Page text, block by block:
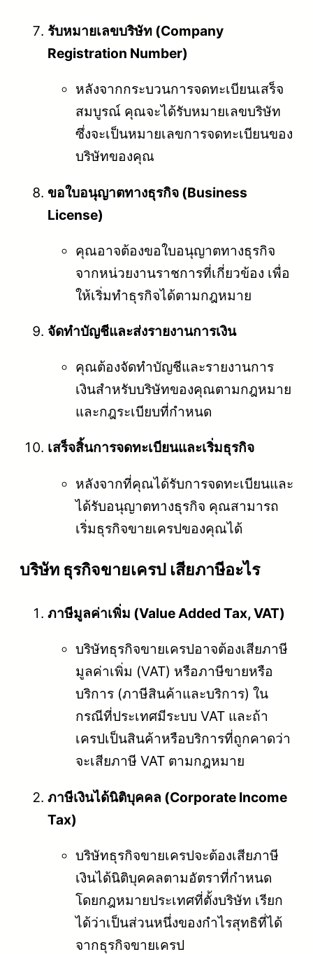
รับหมายเลขบริษัท (Company
Registration Number)
หลังจากกระบวนการจดทะเบียนเสร็จ
สมบูรณ์ คุณจะได้รับหมายเลขบริษัท
ซึ่งจะเป็นหมายเลขการจดทะเบียนของ
บริษัทของคุณ
ขอใบอนุญาตทางธุรกิจ (Business
License)
คุณอาจต้องขอใบอนุญาตทางธุรกิจ
จากหน่วยงานราชการที่เกี่ยวข้อง เพื่อ
ให้เริ่มทำธุรกิจได้ตามกฎหมาย
จัดทำบัญชีและส่งรายงานการเงิน
คุณต้องจัดทำบัญชีและรายงานการ
เงินสำหรับบริษัทของคุณตามกฎหมาย
และกฎระเบียบที่กำหนด
เสร็จสิ้นการจดทะเบียนและเริ่มธุรกิจ
หลังจากที่คุณได้รับการจดทะเบียนและ
ได้รับอนุญาตทางธุรกิจ คุณสามารถ
เริ่มธุรกิจขายเครปของคุณได้
บริษัท ธุรกิจขายเครป เสียภาษีอะไร
ภาษีมูลค่าเพิ่ม (Value Added Tax, VAT)
บริษัทธุรกิจขายเครปอาจต้องเสียภาษี
มูลค่าเพิ่ม (VAT) หรือภาษีขายหรือ
บริการ (ภาษีสินค้าและบริการ) ใน
กรณีที่ประเทศมีระบบ VAT และถ้า
เครปเป็นสินค้าหรือบริการที่ถูกคาดว่า
จะเสียภาษี VAT ตามกฎหมาย
ภาษีเงินได้นิติบุคคล (Corporate Income
Tax)
บริษัทธุรกิจขายเครปจะต้องเสียภาษี
เงินได้นิติบุคคลตามอัตราที่กำหนด
โดยกฎหมายประเทศที่ตั้งบริษัท เรียก
ได้ว่าเป็นส่วนหนึ่งของกำไรสุทธิที่ได้
จากธุรกิจขายเครป